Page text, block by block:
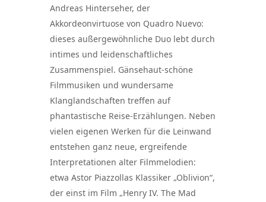
Andreas Hinterseher, der
Akkordeonvirtuose von Quadro Nuevo:
dieses außergewöhnliche Duo lebt durch
intimes und leidenschaftliches
Zusammenspiel. Gänsehaut-schöne
Filmmusiken und wundersame
Klanglandschaften treffen auf
phantastische Reise-Erzählungen. Neben
vielen eigenen Werken für die Leinwand
entstehen ganz neue, ergreifende
Interpretationen alter Filmmelodien:
etwa Astor Piazzollas Klassiker „Oblivion“,
der einst im Film „Henry IV. The Mad